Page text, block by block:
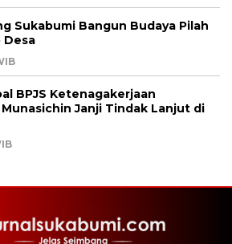
Sukabumi Bangun Budaya Pilah
Desa
BPJS Ketenagakerjaan
Janji Tindak Lanjut di